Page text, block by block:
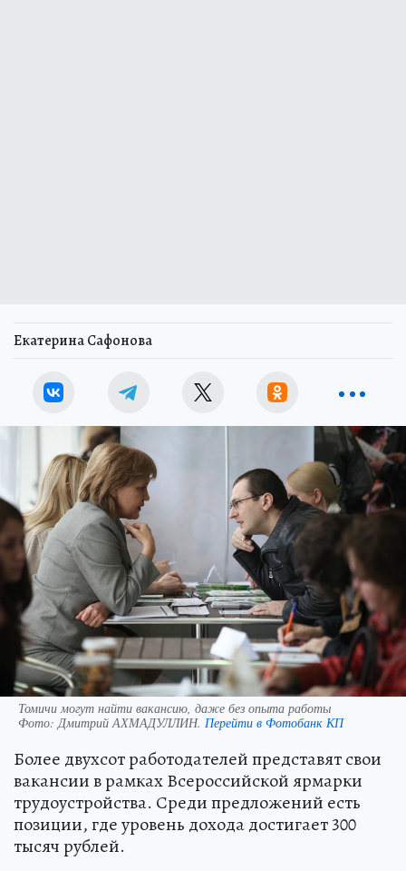
Екатерина Сафонова
Томичи могут найти вакансию, даже без опыта работы
Фото:Дмитрий АХМАДУЛЛИН. Перейти в Фотобанк КП
Более двухсот работодателей представят свои
вакансии в рамках Всероссийской ярмарки
трудоустройства. Среди предложений есть
позиции, где уровень дохода достигает 300
тысяч рублей.